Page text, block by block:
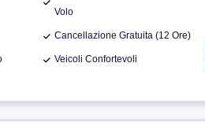
Volo
Cancellazione Gratuita (12 Ore)
Veicoli Confortevoli